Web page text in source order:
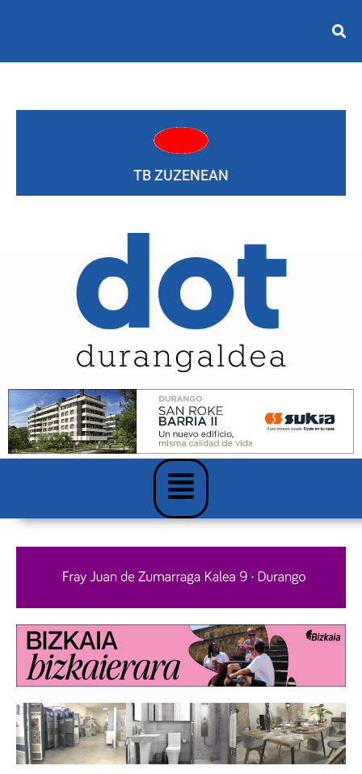
TB ZUZENEAN